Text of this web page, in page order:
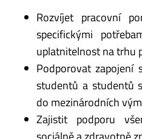
Rozvíjet pracovní
specifickými
uplatnitelnost na trhu
Podporovat zapojení
studentů a studentů
do mezinárodních
Zajistit podporu